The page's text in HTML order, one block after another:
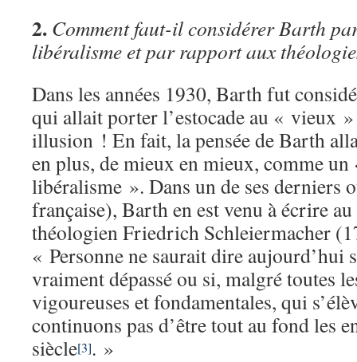
2. Comment faut-il considérer Barth
libéralisme et par rapport aux
Dans les années 1930, Barth fut
qui allait porter l’estocade au « vieux
illusion ! En fait, la pensée de Barth
en plus, de mieux en mieux, comme un
libéralisme ». Dans un de ses derniers
française), Barth en est venu à écrire
théologien Friedrich Schleiermacher
« Personne ne saurait dire aujourd’hui
vraiment dépassé ou si, malgré toutes
vigoureuses et fondamentales, qui
continuons pas d’être tout au fond les
siècle[3]. »